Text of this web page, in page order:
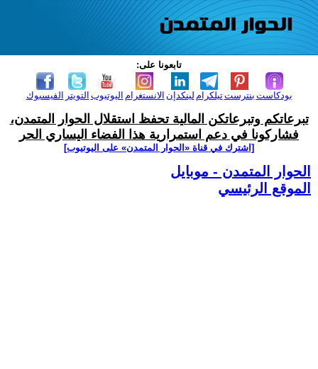
تابعونا على:
الفيسبوك التويتر اليوتيوب الانستغرام لينكدإن تيلكرامبنترست بودكاست
تبرعاتكم وتبرعاتكن المالية تحفظ استقلال الحوار المتمدن،
فشاركونا في دعم استمرارية هذا الفضاء اليساري الحر
[اشترك في قناة ‫«الحوار المتمدن» على اليوتيوب]
الحوار المتمدن - موبايل
الموقع الرئيسي